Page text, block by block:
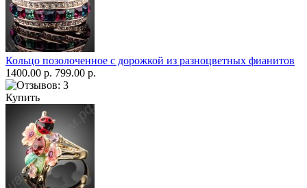
Кольцо позолоченное с дорожкой из разноцветных фианитов
1400.00 р. 799.00 р.
Купить